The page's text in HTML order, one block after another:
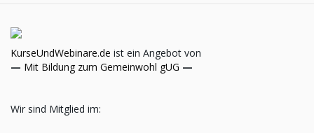
KurseUndWebinare.de ist ein Angebot von
— Mit Bildung zum Gemeinwohl gUG —
Wir sind Mitglied im: